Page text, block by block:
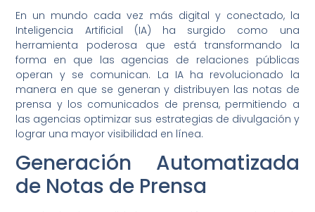
En un mundo cada vez más digital y conectado, la
Inteligencia Artificial (IA) ha surgido como una
herramienta poderosa que está transformando la
forma en que las agencias de relaciones públicas
operan y se comunican. La IA ha revolucionado la
manera en que se generan y distribuyen las notas de
prensa y los comunicados de prensa, permitiendo a
las agencias optimizar sus estrategias de divulgación y
lograr una mayor visibilidad en línea.
Generación Automatizada
de Notas de Prensa